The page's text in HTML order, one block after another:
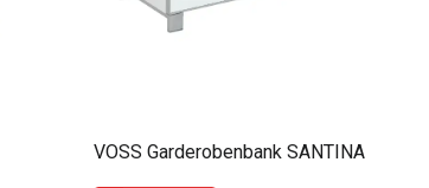
VOSS Garderobenbank SANTINA